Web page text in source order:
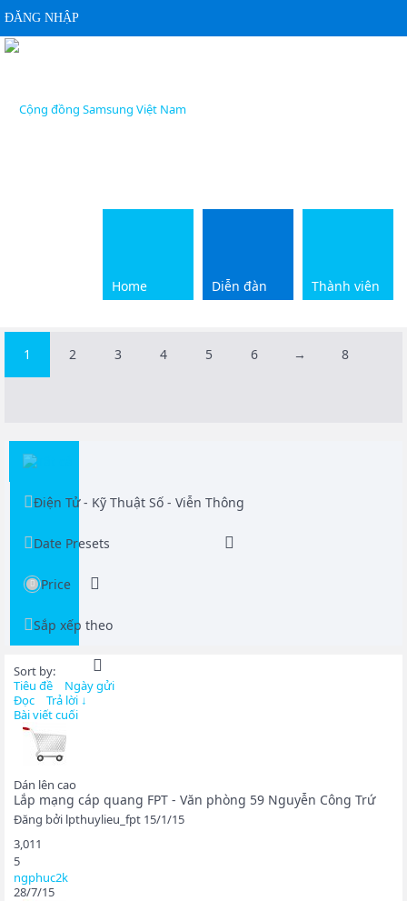
Thiết bị viễn thông
1 2 3 4 5 6 → 8
Điện Tử - Kỹ Thuật Số - Viễn Thông
Date Presets
Price
Sắp xếp theo
Sort by:
Tiêu đề
Ngày gửi
Đọc
Trả lời ↓
Bài viết cuối
Dán lên cao
Lắp mạng cáp quang FPT - Văn phòng 59 Nguyễn Công Trứ
Đăng bởi lpthuylieu_fpt 15/1/15
3,011
5
ngphuc2k
28/7/15
ĐĂNG NHẬP
Home Diễn đàn Thành viên